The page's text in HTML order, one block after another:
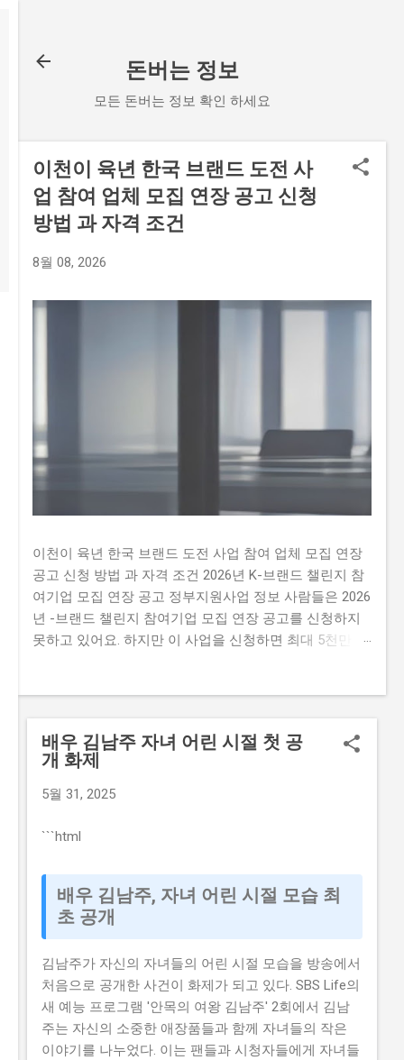
돈버는 정보
모든 돈버는 정보 확인 하세요
이천이 육년 한국 브랜드 도전 사
업 참여 업체 모집 연장 공고 신청
방법 과 자격 조건
8월 08, 2026
이천이 육년 한국 브랜드 도전 사업 참여 업체 모집 연장
공고 신청 방법 과 자격 조건 2026년 K-브랜드 챌린지 참
여기업 모집 연장 공고 정부지원사업 정보 사람들은 2026
년 -브랜드 챌린지 참여기업 모집 연장 공고를 신청하지
못하고 있어요. 하지만 이 사업을 신청하면 최대 5천만 원
롭다는 생각이 많이 있습니다. 둘째, 지원금액이 많지 않
아 실질적인 도움이 되지 않을 것이라는 생각이 있습니다.
마지막으로,신청 방법이 복잡하여 접수하기 어렵다는 생
에서는 2026년 -브랜드 챌린지 참여기업 모집 연장 공고
겠습니다. 또한, 지원금액과 실제 혜택에 대해서도 자세히
설명하겠습니다. 따라서 이 글을 읽고 2026년 -브랜드 챌
린지 참여기업 모집 연장 공고를 신청하여 소상공인 지원
금 을 받으세요. 📋 목차 이 사업, 정말 받을 수 있을까? 신
청 자격과 준비물 지원 내용과 실제 혜택 단계별 신청 방
법 탈락하는 이유와 합격 전략 지금 신청하러 가기 이 사
업, 정말 받을 수 있을까? 이 사업이 뭔지, 지원 규모, 연간
선발 인원, 경쟁률 2026년 -브랜드 챌린지 참여기업 모집
연장 공고는 중소벤처기업부 에서 추진하는 사업으로, 중
배우 김남주 자녀 어린 시절 첫 공
개 화제
5월 31, 2025
```html
배우 김남주, 자녀 어린 시절 모습 최
초 공개
김남주가 자신의 자녀들의 어린 시절 모습을 방송에서
처음으로 공개한 사건이 화제가 되고 있다. SBS Life의
새 예능 프로그램 '안목의 여왕 김남주' 2회에서 김남
주는 자신의 소중한 애장품들과 함께 자녀들의 작은
이야기를 나누었다. 이는 팬들과 시청자들에게 자녀들